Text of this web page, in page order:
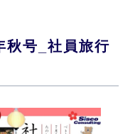
秋号_社員旅行